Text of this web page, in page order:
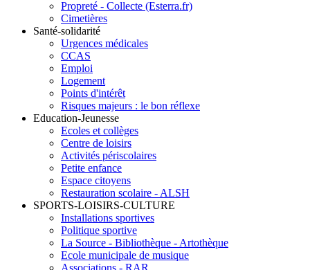
Propreté - Collecte (Esterra.fr)
Cimetières
Santé-solidarité
Urgences médicales
CCAS
Emploi
Logement
Points d'intérêt
Risques majeurs : le bon réflexe
Education-Jeunesse
Ecoles et collèges
Centre de loisirs
Activités périscolaires
Petite enfance
Espace citoyens
Restauration scolaire - ALSH
SPORTS-LOISIRS-CULTURE
Installations sportives
Politique sportive
La Source - Bibliothèque - Artothèque
Ecole municipale de musique
Associations - RAR